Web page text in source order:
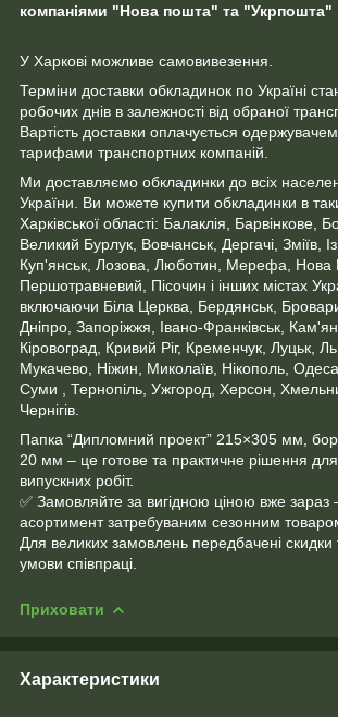
компаніями "Нова пошта" та "Укрпошта"
У Харкові можливе самовивезення.
Терміни доставки обкладинок по Україні
робочих днів в залежності від обраної
Вартість доставки оплачується одержувачем
тарифами транспортних компаній.
Ми доставляємо обкладинки до всіх
України. Ви можете купити обкладинки в
Харківської області: Балаклія, Барвінкове,
Великий Бурлук, Вовчанськ, Дергачі, Зміїв,
Куп'янськ, Лозова, Люботин, Мерефа, Нова
Першотравневий, Пісочин і інших містах
включаючи Біла Церква, Бердянськ,
Дніпро, Запоріжжя, Івано-Франківськ,
Кіровоград, Кривий Ріг, Кременчук, Луцьк,
Мукачево, Ніжин, Миколаїв, Нікополь,
Суми , Тернопіль, Ужгород, Херсон,
Чернігів.
Папка “Дипломний проект” 215×305 мм,
20 мм – це готове та практичне рішення
випускних робіт.
✅ Замовляйте за вигідною ціною вже зараз
асортимент затребуваним сезонним
Для великих замовлень передбачені скидки
умови співпраці.
Приховати
Характеристики